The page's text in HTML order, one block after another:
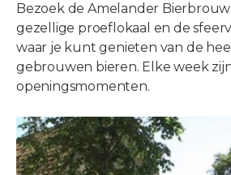
Bezoek de Amelander
gezellige proeflokaal en de
waar je kunt genieten van de
gebrouwen bieren. Elke week
openingsmomenten.